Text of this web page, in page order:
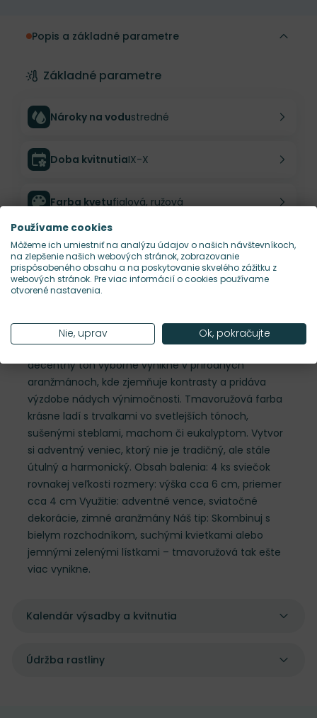
Popis a základné parametre
Základné parametre
Nároky na vodustredné
Doba kvitnutiaIX-X
Farba kvetufialová, ružová
Nároky na slnkoS
Popis
tmavoružovom odtieni prinesie do tvojej výzdoby
jemný dotyk romantiky. Tento nevšedný, no
decentný tón výborne vynikne v prírodných
aranžmánoch, kde zjemňuje kontrasty a pridáva
výzdobe nádych výnimočnosti. Tmavoružová farba
krásne ladí s trvalkami vo svetlejších tónoch,
sušenými steblami, machom či eukalyptom. Vytvor
si adventný veniec, ktorý nie je tradičný, ale stále
útulný a harmonický. Obsah balenia: 4 ks sviečok
rovnakej veľkosti rozmery: výška cca 6 cm, priemer
cca 4 cm Využitie: adventné vence, sviatočné
dekorácie, zimné aranžmány Náš tip: Skombinuj s
bielym rozchodníkom, suchými kvietkami alebo
jemnými zelenými lístkami – tmavoružová tak ešte
viac vynikne.
Kalendár výsadby a kvitnutia
Údržba rastliny
Používame cookies
Môžeme ich umiestniť na analýzu údajov o našich návštevníkoch,
na zlepšenie našich webových stránok, zobrazovanie
prispôsobeného obsahu a na poskytovanie skvelého zážitku z
webových stránok. Pre viac informácií o cookies používame
otvorené nastavenia.
Nie, uprav Ok, pokračujte